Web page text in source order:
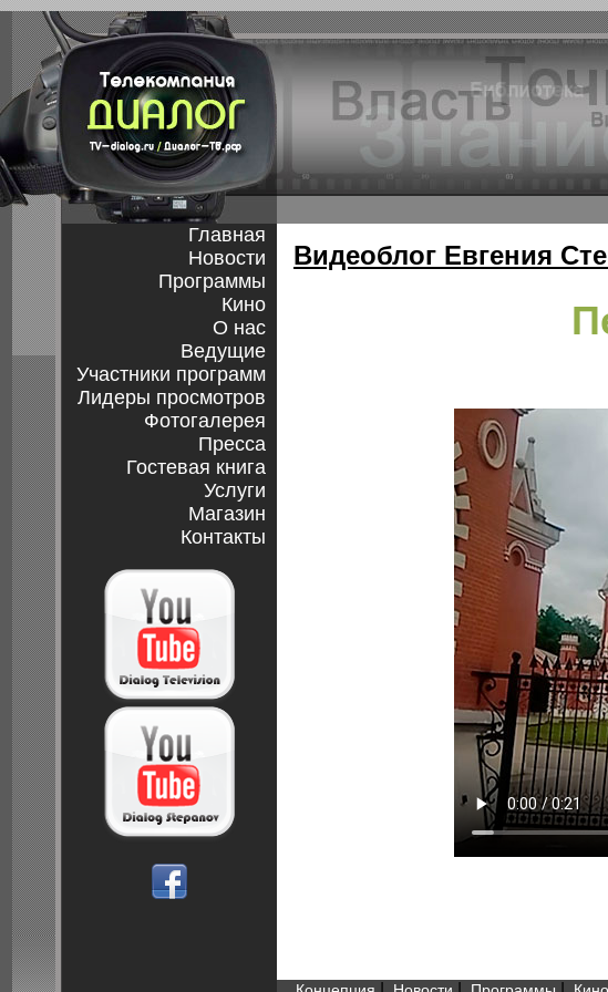
Главная
Новости
Программы
Кино
О нас
Ведущие
Участники программ
Лидеры просмотров
Фотогалерея
Пресса
Гостевая книга
Услуги
Магазин
Контакты
Видеоблог Евгения